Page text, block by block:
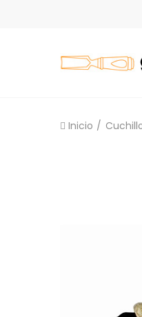
Inicio